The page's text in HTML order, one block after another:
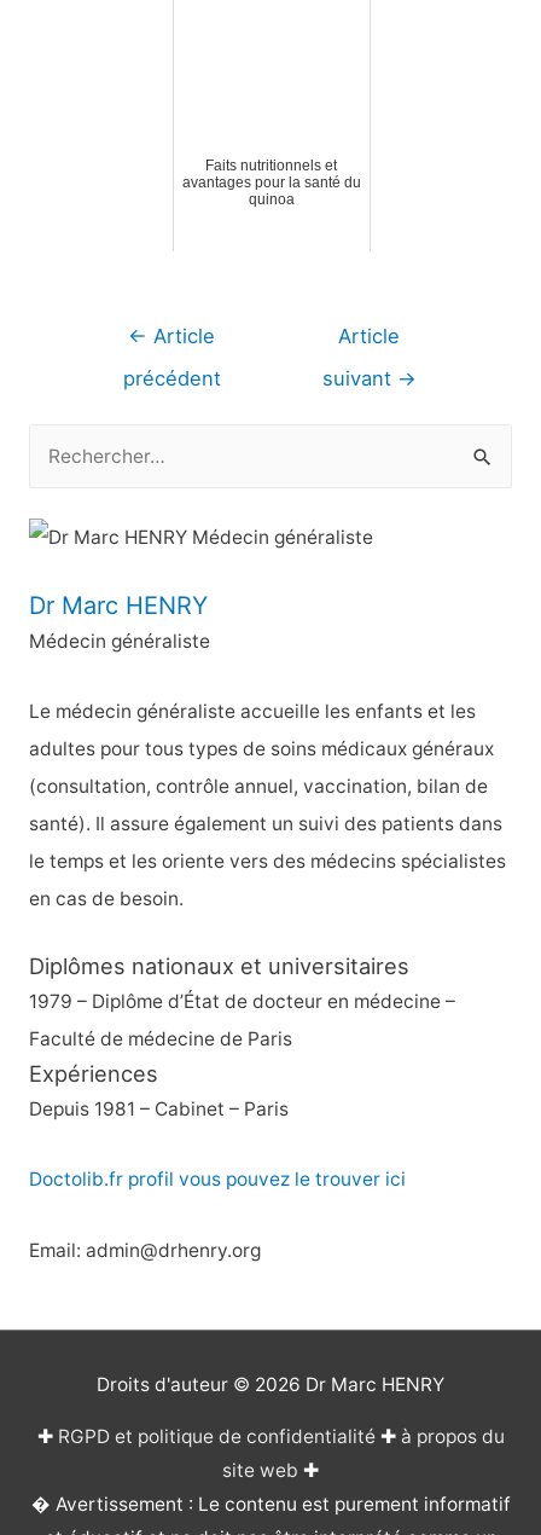
Faits nutritionnels et
avantages pour la santé du
quinoa
Navigation
← Article
précédent
Article
suivant →
c
e
r
h
e
r
:
Dr Marc HENRY
Médecin généraliste
Le médecin généraliste accueille les enfants et les
adultes pour tous types de soins médicaux généraux
(consultation, contrôle annuel, vaccination, bilan de
santé). Il assure également un suivi des patients dans
le temps et les oriente vers des médecins spécialistes
en cas de besoin.
Diplômes nationaux et universitaires
1979 – Diplôme d’État de docteur en médecine –
Faculté de médecine de Paris
Expériences
Depuis 1981 – Cabinet – Paris
Doctolib.fr profil vous pouvez le trouver ici
Email: admin@drhenry.org
Droits d'auteur © 2026 Dr Marc HENRY
✚ RGPD et politique de confidentialité✚ à propos du
site web ✚
� Avertissement : Le contenu est purement informatif